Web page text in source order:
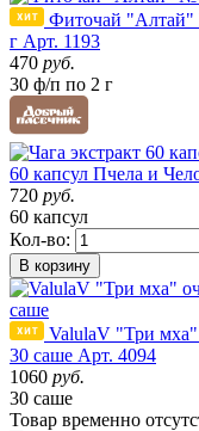
Фиточай "Алтай"
г Арт. 1193
470 руб.
30 ф/п по 2 г
60 капсул Пчела и
720 руб.
60 капсул
Кол-во:
В корзину
ValulaV "Три мха"
30 саше Арт. 4094
1060 руб.
30 саше
Товар временно